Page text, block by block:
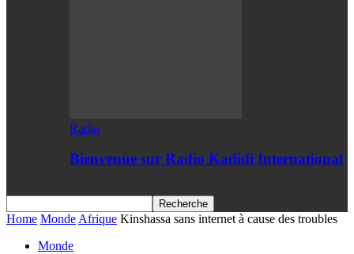
Radio
Bienvenue sur Radio Kadidi International
Home Monde Afrique Kinshassa sans internet à cause des troubles
Monde